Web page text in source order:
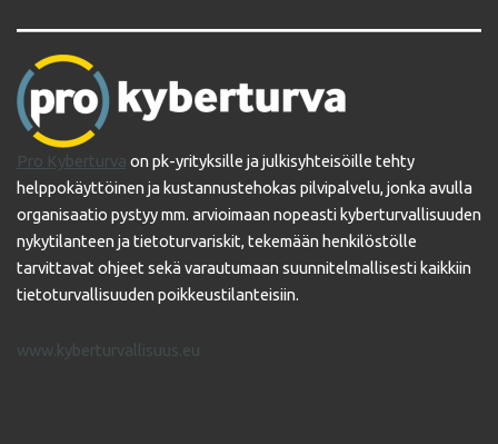
Pro Kyberturva on pk-yrityksille ja julkisyhteisöille tehty
helppokäyttöinen ja kustannustehokas pilvipalvelu, jonka avulla
organisaatio pystyy mm. arvioimaan nopeasti kyberturvallisuuden
nykytilanteen ja tietoturvariskit, tekemään henkilöstölle
tarvittavat ohjeet sekä varautumaan suunnitelmallisesti kaikkiin
tietoturvallisuuden poikkeustilanteisiin.
www.kyberturvallisuus.eu